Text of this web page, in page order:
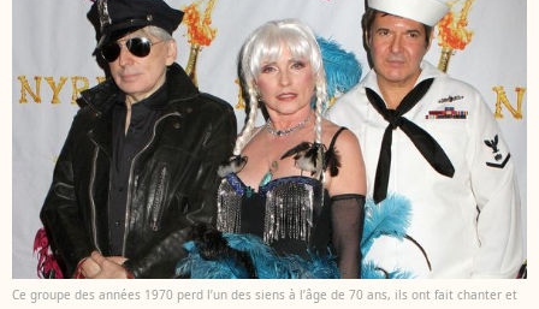
Ce groupe des années 1970 perd l’un des siens à l’âge de 70 ans, ils ont fait chanter et